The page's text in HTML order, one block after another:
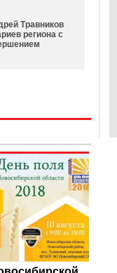
Травников
региона с